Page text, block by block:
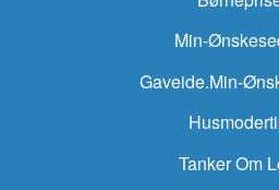
Min-
Gaveide.Min-
Tanker Om